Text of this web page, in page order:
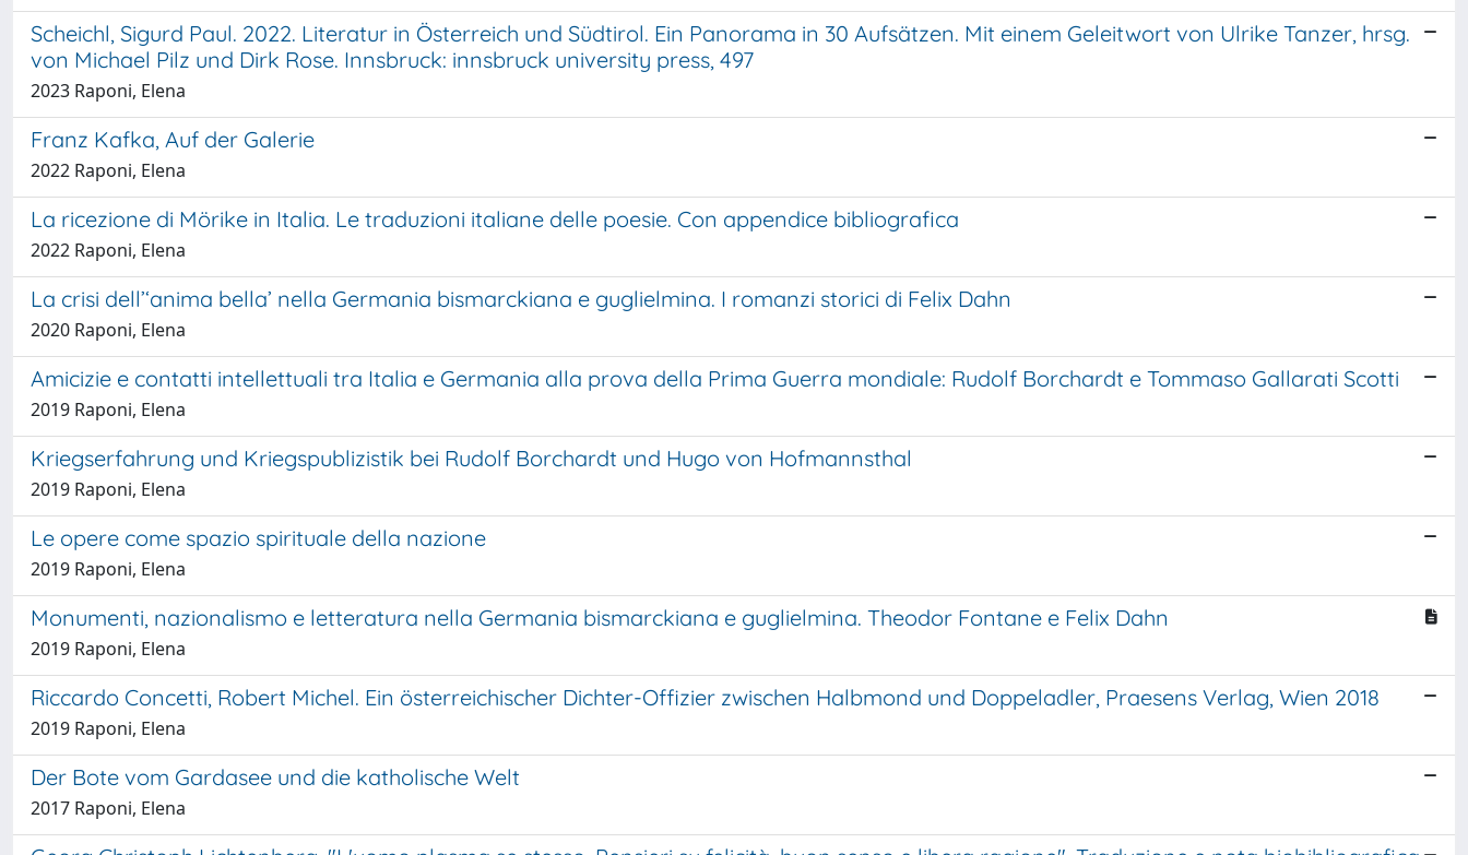
Scheichl, Sigurd Paul. 2022. Literatur in Österreich und Südtirol. Ein Panorama in 30 Aufsätzen. Mit einem Geleitwort von Ulrike Tanzer, hrsg.
von Michael Pilz und Dirk Rose. Innsbruck: innsbruck university press, 497
2023 Raponi, Elena
Franz Kafka, Auf der Galerie
2022 Raponi, Elena
La ricezione di Mörike in Italia. Le traduzioni italiane delle poesie. Con appendice bibliografica
2022 Raponi, Elena
La crisi dell’‘anima bella’ nella Germania bismarckiana e guglielmina. I romanzi storici di Felix Dahn
2020 Raponi, Elena
Amicizie e contatti intellettuali tra Italia e Germania alla prova della Prima Guerra mondiale: Rudolf Borchardt e Tommaso Gallarati Scotti
2019 Raponi, Elena
Kriegserfahrung und Kriegspublizistik bei Rudolf Borchardt und Hugo von Hofmannsthal
2019 Raponi, Elena
Le opere come spazio spirituale della nazione
2019 Raponi, Elena
Monumenti, nazionalismo e letteratura nella Germania bismarckiana e guglielmina. Theodor Fontane e Felix Dahn
2019 Raponi, Elena
Riccardo Concetti, Robert Michel. Ein österreichischer Dichter-Offizier zwischen Halbmond und Doppeladler, Praesens Verlag, Wien 2018
2019 Raponi, Elena
Der Bote vom Gardasee und die katholische Welt
2017 Raponi, Elena